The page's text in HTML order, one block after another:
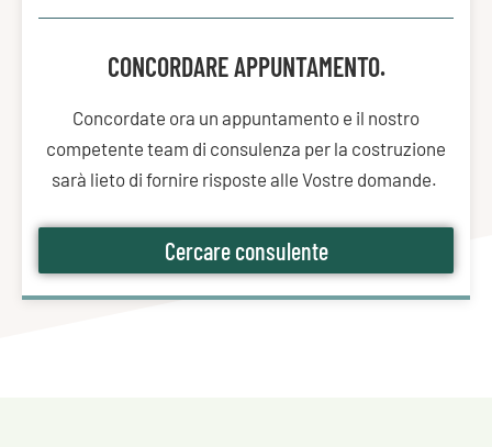
CONCORDARE APPUNTAMENTO.
Concordate ora un appuntamento e il nostro
competente team di consulenza per la costruzione
sarà lieto di fornire risposte alle Vostre domande.
Cercare consulente